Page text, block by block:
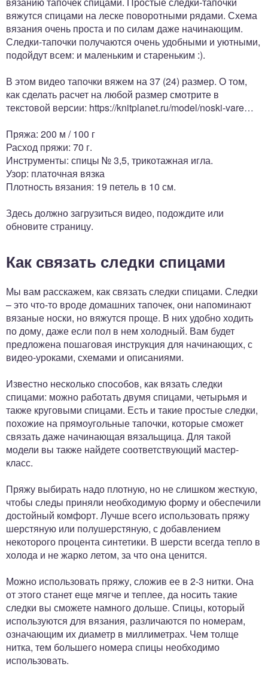
вяжутся спицами на леске поворотными рядами. Схема
вязания очень проста и по силам даже начинающим.
Следки-тапочки получаются очень удобными и уютными,
подойдут всем: и маленьким и стареньким :).
В этом видео тапочки вяжем на 37 (24) размер. О том,
как сделать расчет на любой размер смотрите в
текстовой версии: https://knitplanet.ru/model/noski-vare…
Пряжа: 200 м / 100 г
Расход пряжи: 70 г.
Инструменты: спицы № 3,5, трикотажная игла.
Узор: платочная вязка
Плотность вязания: 19 петель в 10 см.
Здесь должно загрузиться видео, подождите или
обновите страницу.
Как связать следки спицами
Мы вам расскажем, как связать следки спицами. Следки
– это что-то вроде домашних тапочек, они напоминают
вязаные носки, но вяжутся проще. В них удобно ходить
по дому, даже если пол в нем холодный. Вам будет
предложена пошаговая инструкция для начинающих, с
видео-уроками, схемами и описаниями.
Известно несколько способов, как вязать следки
спицами: можно работать двумя спицами, четырьмя и
также круговыми спицами. Есть и такие простые следки,
похожие на прямоугольные тапочки, которые сможет
связать даже начинающая вязальщица. Для такой
модели вы также найдете соответствующий мастер-
класс.
Пряжу выбирать надо плотную, но не слишком жесткую,
чтобы следы приняли необходимую форму и обеспечили
достойный комфорт. Лучше всего использовать пряжу
шерстяную или полушерстяную, с добавлением
некоторого процента синтетики. В шерсти всегда тепло в
холода и не жарко летом, за что она ценится.
Можно использовать пряжу, сложив ее в 2-3 нитки. Она
от этого станет еще мягче и теплее, да носить такие
следки вы сможете намного дольше. Спицы, который
используются для вязания, различаются по номерам,
означающим их диаметр в миллиметрах. Чем толще
нитка, тем большего номера спицы необходимо
использовать.